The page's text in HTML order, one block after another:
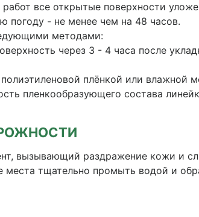
все открытые поверхности
погоду - не менее чем на 48 часов.
методами:
через 3 - 4 часа после
плёнкой или влажной
пленкообразующего состава
вызывающий раздражение кожи и
тщательно промыть водой и